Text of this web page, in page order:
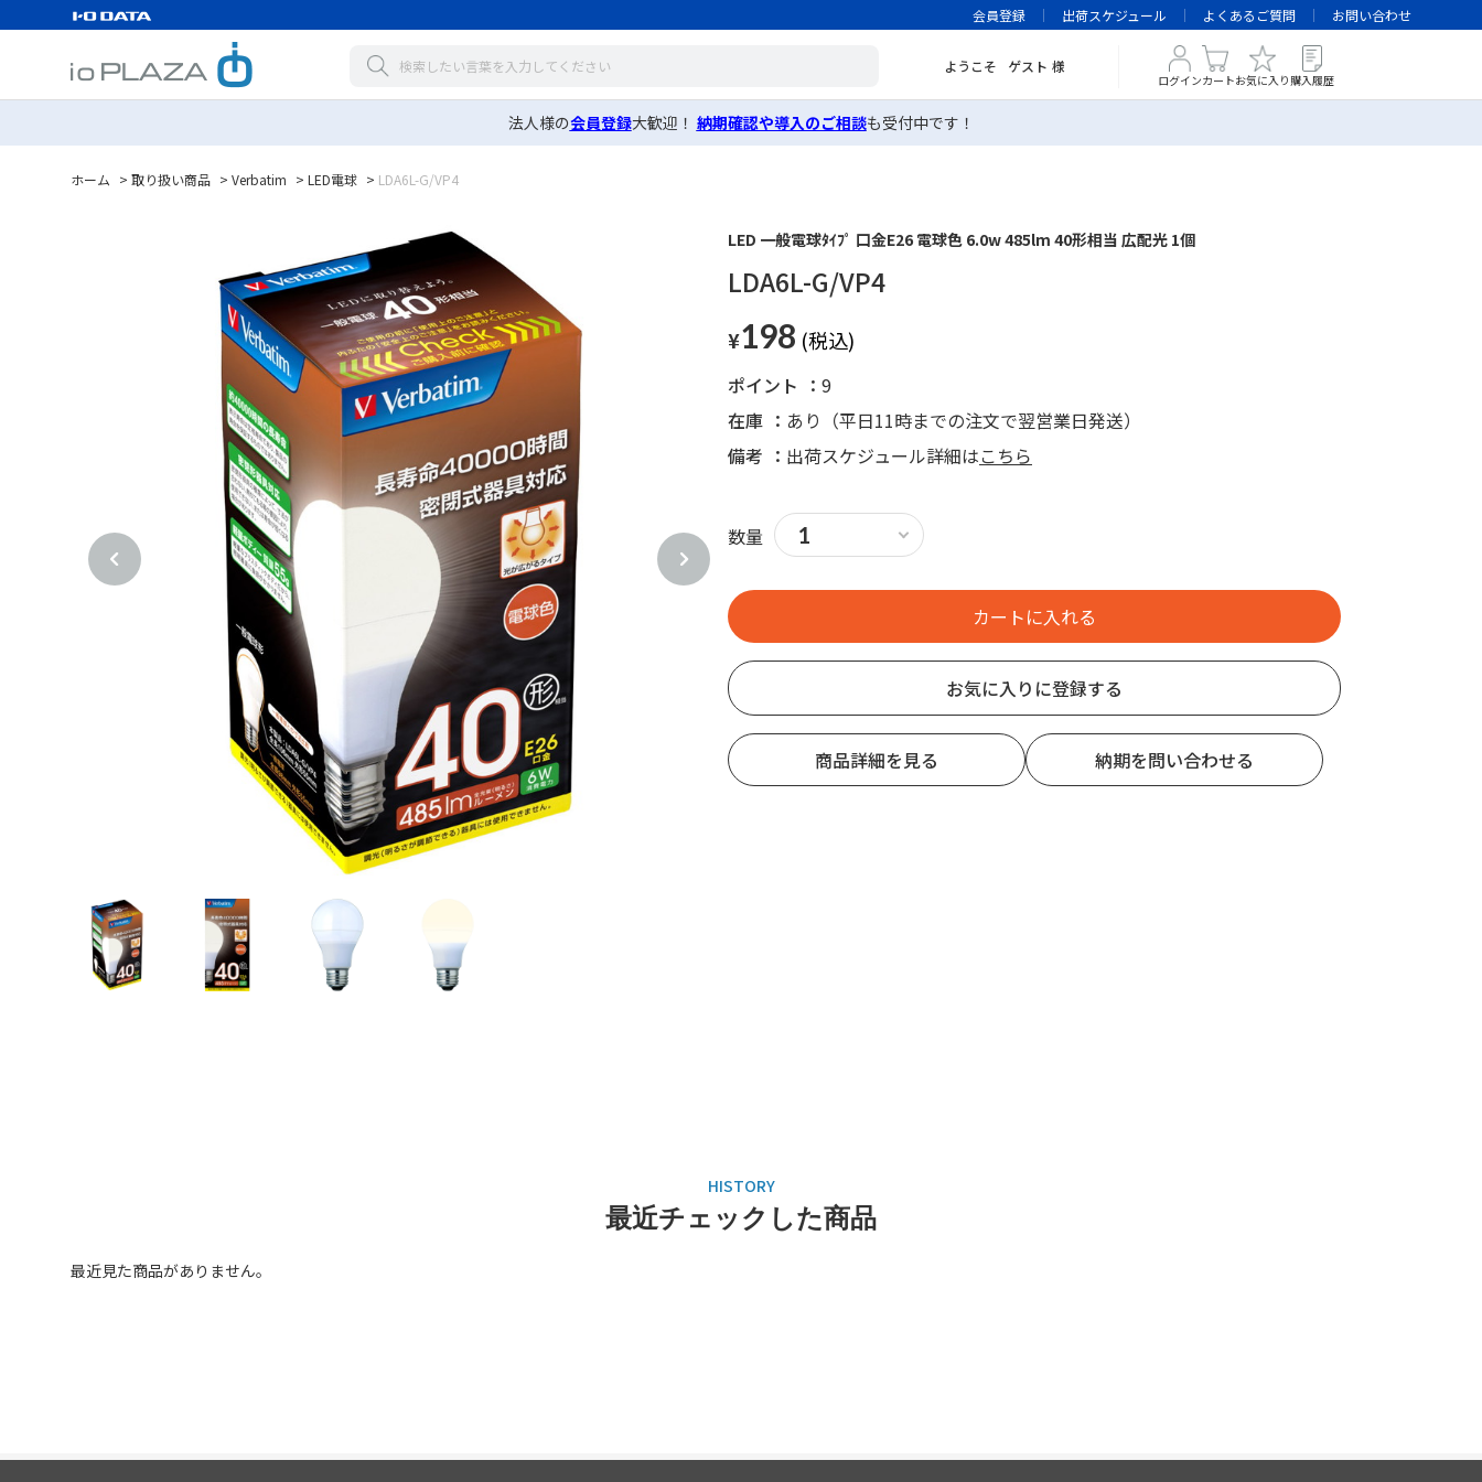
会員登録 出荷スケジュール よくあるご質問 お問い合わせ
ようこそ ゲスト 様
ログインカートお気に入り 購入履歴
法人様の会員登録大歓迎！ 納期確認や導入のご相談も受付中です！
ホーム > 取り扱い商品 > Verbatim > LED電球 > LDA6L-G/VP4
LED 一般電球ﾀｲﾌﾟ 口金E26 電球色 6.0w 485lm 40形相当 広配光 1個
LDA6L-G/VP4
¥198
ポイント
9
在庫
あり（平日11時までの注文で翌営業日発送）
備考
出荷スケジュール詳細はこちら
数量
お気に入りに登録する
商品詳細を見る 納期を問い合わせる
最近チェックした商品
最近見た商品がありません。